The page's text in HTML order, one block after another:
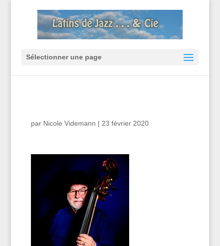
Sélectionner une page
par Nicole Videmann | 23 février 2020